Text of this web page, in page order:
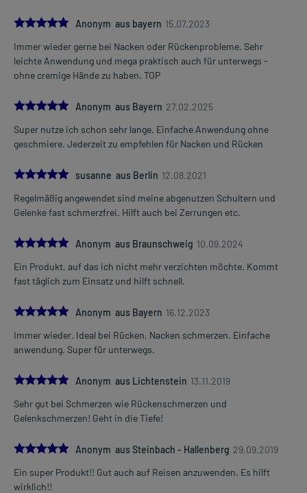
5.0Anonym aus bayern 15.07.2023
Immer wieder gerne bei Nacken oder Rückenprobleme. Sehr
leichte Anwendung und mega praktisch auch für unterwegs -
ohne cremige Hände zu haben. TOP
5.0Anonym aus Bayern 27.02.2025
Super nutze ich schon sehr lange. Einfache Anwendung ohne
geschmiere. Jederzeit zu empfehlen für Nacken und Rücken
5.0
susanne aus Berlin 12.08.2021
Regelmäßig angewendet sind meine abgenutzen Schultern und
Gelenke fast schmerzfrei. Hilft auch bei Zerrungen etc.
5.0Anonym aus Braunschweig 10.09.2024
Ein Produkt, auf das ich nicht mehr verzichten möchte. Kommt
fast täglich zum Einsatz und hilft schnell.
5.0Anonym aus Bayern 16.12.2023
Immer wieder. Ideal bei Rücken, Nacken schmerzen. Einfache
anwendung. Super für unterwegs.
5.0Anonym aus Lichtenstein 13.11.2019
Sehr gut bei Schmerzen wie Rückenschmerzen und
Gelenkschmerzen! Geht in die Tiefe!
5.0Anonym aus Steinbach - Hallenberg 29.09.2019
Ein super Produkt!! Gut auch auf Reisen anzuwenden. Es hilft
wirklich!!